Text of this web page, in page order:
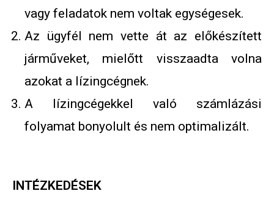
vagy feladatok nem voltak egységesek.
Az ügyfél nem vette át az előkészített
járműveket, mielőtt visszaadta volna
azokat a lízingcégnek.
A lízingcégekkel való számlázási
folyamat bonyolult és nem optimalizált.
INTÉZKEDÉSEK